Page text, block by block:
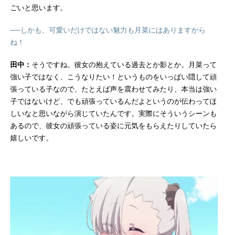
ごいと思います。
──しかも、可愛いだけではない魅力も月菜にはありますから
ね！
田中： そうですね。彼女の抱えている過去とか影とか。月菜って
強い子ではなく、こうなりたい！というものをいっぱい隠して頑
張っている子なので、たとえば声を震わせてみたり、本当は強い
子ではないけど、でも頑張っているんだよというのが伝わってほ
しいなと思いながら演じていたんです。実際にそういうシーンも
あるので、彼女の頑張っている姿に元気をもらえたりしていたら
嬉しいです。